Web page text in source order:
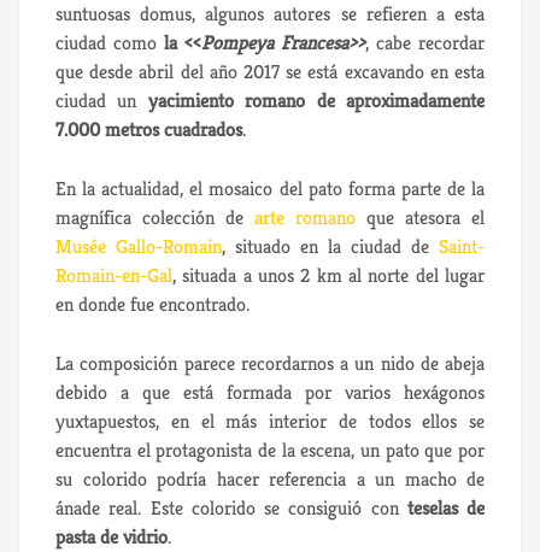
suntuosas domus, algunos autores se refieren a esta
ciudad como la <<Pompeya Francesa>>, cabe recordar
que desde abril del año 2017 se está excavando en esta
ciudad un yacimiento romano de aproximadamente
7.000 metros cuadrados.
En la actualidad, el mosaico del pato forma parte de la
magnífica colección de arte romano que atesora el
Musée Gallo-Romain, situado en la ciudad de Saint-
Romain-en-Gal, situada a unos 2 km al norte del lugar
en donde fue encontrado.
La composición parece recordarnos a un nido de abeja
debido a que está formada por varios hexágonos
yuxtapuestos, en el más interior de todos ellos se
encuentra el protagonista de la escena, un pato que por
su colorido podría hacer referencia a un macho de
ánade real. Este colorido se consiguió con teselas de
pasta de vidrio.